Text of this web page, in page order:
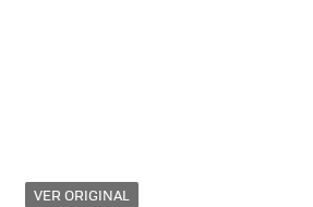
VER ORIGINAL